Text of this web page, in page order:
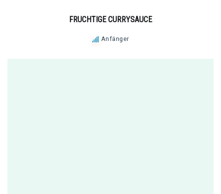
FRUCHTIGE CURRYSAUCE
Anfänger